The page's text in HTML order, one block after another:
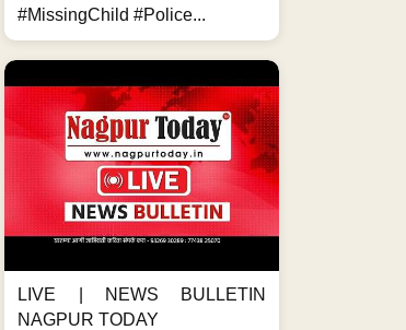
#MissingChild #Police...
LIVE | NEWS BULLETIN
NAGPUR TODAY